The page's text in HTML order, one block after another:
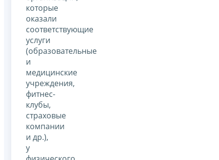
которые
оказали
соответствующие
услуги
(образовательные
и
медицинские
учреждения,
фитнес-
клубы,
страховые
компании
и др.),
у